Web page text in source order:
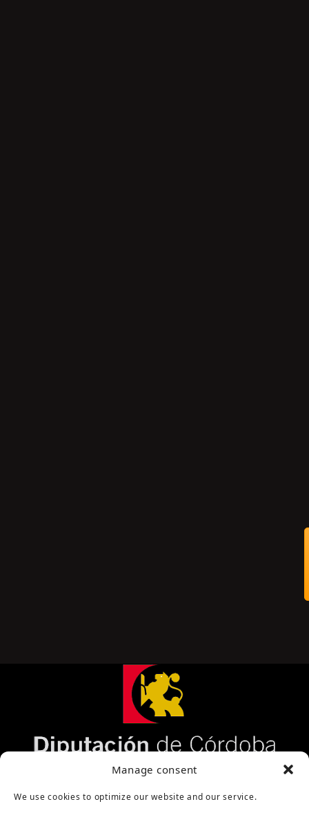
Manage consent
We use cookies to optimize our website and our service.
Página cofinanciada por la Diputación de Córdoba